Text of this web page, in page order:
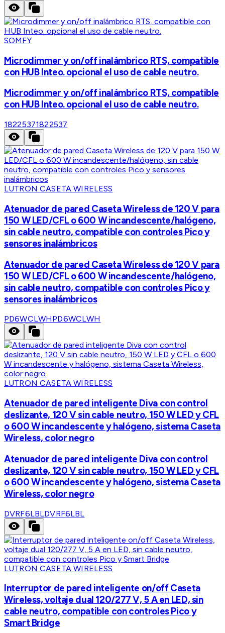
SOMFY
Microdimmer y on/off inalámbrico RTS, compatible
con HUB Inteo. opcional el uso de cable neutro.
Microdimmer y on/off inalámbrico RTS, compatible
con HUB Inteo. opcional el uso de cable neutro.
18225371822537
LUTRON CASETA WIRELESS
Atenuador de pared Caseta Wireless de 120 V para
150 W LED/CFL o 600 W incandescente/halógeno,
sin cable neutro, compatible con controles Pico y
sensores inalámbricos
Atenuador de pared Caseta Wireless de 120 V para
150 W LED/CFL o 600 W incandescente/halógeno,
sin cable neutro, compatible con controles Pico y
sensores inalámbricos
PD6WCLWHPD6WCLWH
LUTRON CASETA WIRELESS
Atenuador de pared inteligente Diva con control
deslizante, 120 V sin cable neutro, 150 W LED y CFL
o 600 W incandescente y halógeno, sistema Caseta
Wireless, color negro
Atenuador de pared inteligente Diva con control
deslizante, 120 V sin cable neutro, 150 W LED y CFL
o 600 W incandescente y halógeno, sistema Caseta
Wireless, color negro
DVRF6LBLDVRF6LBL
LUTRON CASETA WIRELESS
Interruptor de pared inteligente on/off Caseta
Wireless, voltaje dual 120/277 V, 5 A en LED, sin
cable neutro, compatible con controles Pico y
Smart Bridge